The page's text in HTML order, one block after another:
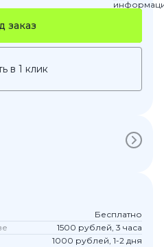
заказ
в 1 клик
Бесплатно
1500 рублей, 3 часа
1000 рублей, 1-2 дня